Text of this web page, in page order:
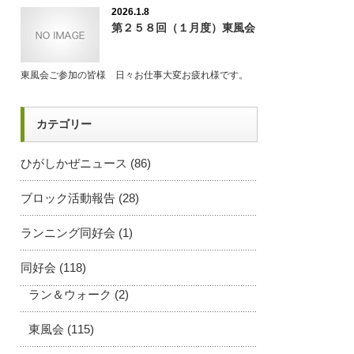
2026.1.8
第２５８回（１月度）東風会
東風会ご参加の皆様 日々お仕事大変お疲れ様です。
カテゴリー
ひがしかぜニュース (86)
ブロック活動報告 (28)
ランニング同好会 (1)
同好会 (118)
ラン＆ウォーク (2)
東風会 (115)